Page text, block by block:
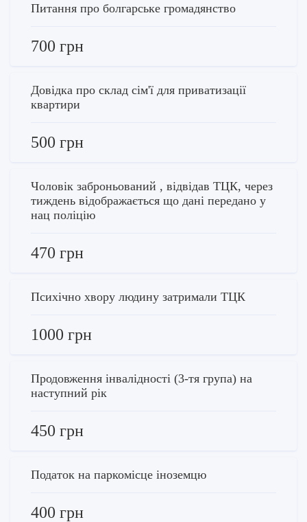
Питання про болгарське громадянство
700 грн
Довідка про склад сім'ї для приватизації
квартири
500 грн
Чоловік заброньований , відвідав ТЦК, через
тиждень відображається що дані передано у
нац поліцію
470 грн
Психічно хвору людину затримали ТЦК
1000 грн
Продовження інвалідності (3-тя група) на
наступний рік
450 грн
Податок на паркомісце іноземцю
400 грн